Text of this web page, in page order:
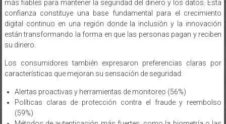
digital continuo en una región donde la inclusión y la innovación
están transformando la forma en que las personas pagan y reciben
su dinero.
Los consumidores también expresaron preferencias claras por
Alertas proactivas y herramientas de monitoreo (56%)
(59%)
Métodos de autenticación más fuertes, como la biometría o las
claves de acceso (57%)